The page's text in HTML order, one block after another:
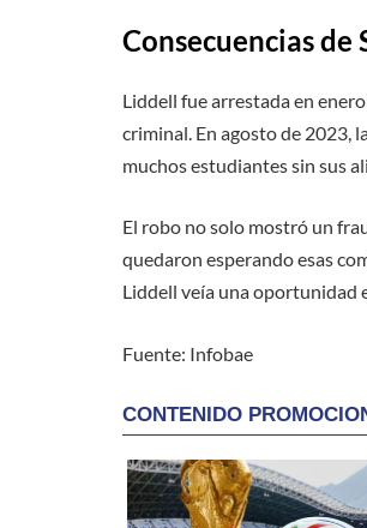
Consecuencias de
Liddell fue arrestada en
criminal. En agosto de 2023,
muchos estudiantes sin sus
El robo no solo mostró un
quedaron esperando esas
Liddell veía una oportunidad
Fuente: Infobae